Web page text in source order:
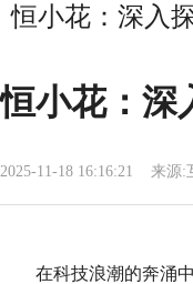
恒小花：深入
恒小花：深
2025-11-18 16:16:21 来源:
在科技浪潮的奔涌